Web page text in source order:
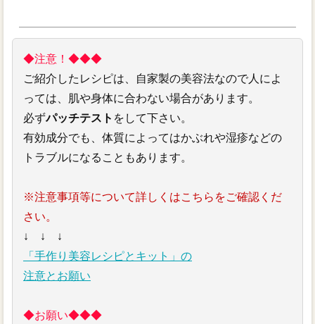
◆注意！◆◆◆
ご紹介したレシピは、自家製の美容法なので人によ
っては、肌や身体に合わない場合があります。
必ずパッチテスト をして下さい。
有効成分でも、体質によってはかぶれや湿疹などの
トラブルになることもあります。
※注意事項等について詳しくはこちらをご確認くだ
さい。
↓ ↓ ↓
「手作り美容レシピとキット」の
注意とお願い
◆お願い◆◆◆